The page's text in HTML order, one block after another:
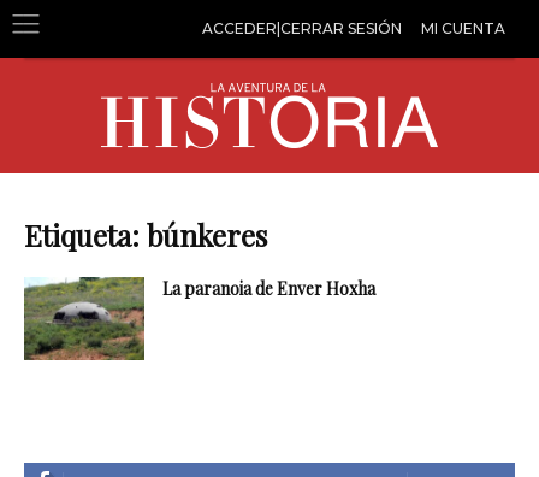
ACCEDER|CERRAR SESIÓN MI CUENTA
Etiqueta: búnkeres
La paranoia de Enver Hoxha